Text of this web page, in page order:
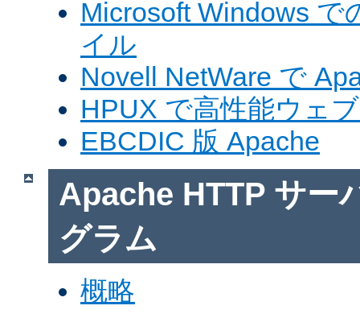
Microsoft Windows で
イル
Novell NetWare で
HPUX で高性能ウェ
EBCDIC 版 Apache
Apache HTTP サー
グラム
概略